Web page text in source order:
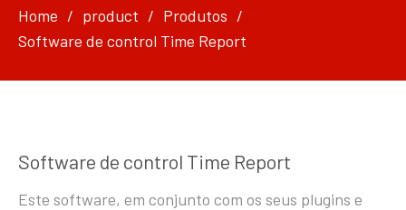
Home product
Produtos
Software de control Time Report
Software de control Time Report
Este software, em conjunto com os seus plugins e